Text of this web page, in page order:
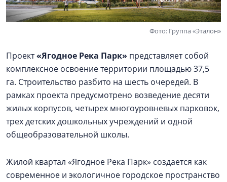
Фото: Группа «Эталон»
Проект«Ягодное Река Парк» представляет собой
комплексное освоение территории площадью 37,5
га. Строительство разбито на шесть очередей. В
рамках проекта предусмотрено возведение десяти
жилых корпусов, четырех многоуровневых парковок,
трех детских дошкольных учреждений и одной
общеобразовательной школы.
Жилой квартал «Ягодное Река Парк» создается как
современное и экологичное городское пространство